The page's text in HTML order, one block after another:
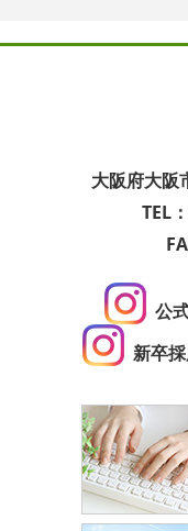
大阪府大阪
TEL
公
新卒